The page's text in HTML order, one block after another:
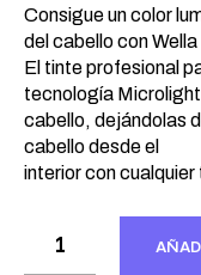
Consigue un color
del cabello con
El tinte profesional
tecnología
cabello, dejándolas
cabello desde el
interior con cualquier